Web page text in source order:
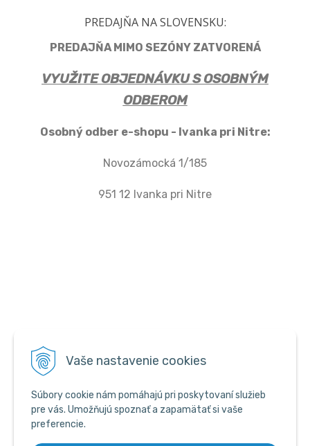
Vaše nastavenie cookies
Súbory cookie nám pomáhajú pri poskytovaní služieb
pre vás. Umožňujú spoznať a zapamätať si vaše
preferencie.
PREDAJŇA NA SLOVENSKU:
PREDAJŇA MIMO SEZÓNY ZATVORENÁ
VYUŽITE OBJEDNÁVKU S OSOBNÝM
ODBEROM
Osobný odber e-shopu - Ivanka pri Nitre:
Novozámocká 1/185
951 12 Ivanka pri Nitre